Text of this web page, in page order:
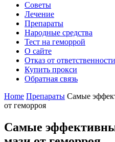
Советы
Лечение
Препараты
Народные средства
Тест на геморрой
О сайте
Отказ от ответственности
Купить прокси
Обратная связь
Home Препараты Самые
от геморроя
Самые